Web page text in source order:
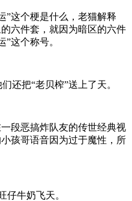
”这个梗是什么，老猫解释
六件套，就因为暗区的六件
这个称号。
还把“老贝榨”送上了天。
段恶搞炸队友的传世经典视
孩哥语音因为过于魔性，所
仔牛奶飞天。